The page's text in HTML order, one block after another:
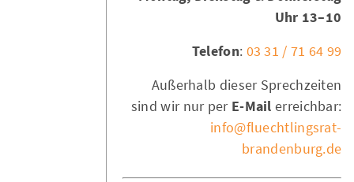
10–13 Uhr
Telefon: 03 31 / 71 64 99
Außerhalb dieser Sprechzeiten
sind wir nur per E-Mail erreichbar:
info@fluechtlingsrat-
brandenburg.de